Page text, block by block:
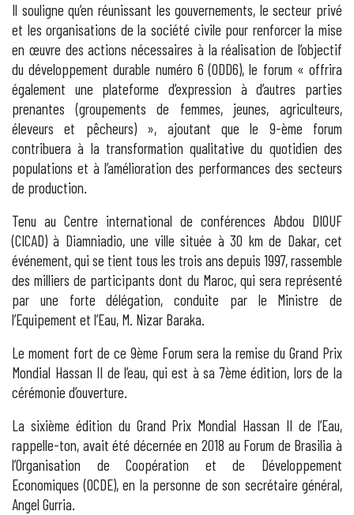
Il souligne qu’en réunissant les gouvernements, le secteur privé
et les organisations de la société civile pour renforcer la mise
en œuvre des actions nécessaires à la réalisation de l’objectif
du développement durable numéro 6 (ODD6), le forum « offrira
également une plateforme d’expression à d’autres parties
prenantes (groupements de femmes, jeunes, agriculteurs,
éleveurs et pêcheurs) », ajoutant que le 9-ème forum
contribuera à la transformation qualitative du quotidien des
populations et à l’amélioration des performances des secteurs
de production.
Tenu au Centre international de conférences Abdou DIOUF
(CICAD) à Diamniadio, une ville située à 30 km de Dakar, cet
événement, qui se tient tous les trois ans depuis 1997, rassemble
des milliers de participants dont du Maroc, qui sera représenté
par une forte délégation, conduite par le Ministre de
l’Equipement et l’Eau, M. Nizar Baraka.
Le moment fort de ce 9ème Forum sera la remise du Grand Prix
Mondial Hassan II de l’eau, qui est à sa 7ème édition, lors de la
cérémonie d’ouverture.
La sixième édition du Grand Prix Mondial Hassan II de l’Eau,
rappelle-ton, avait été décernée en 2018 au Forum de Brasilia à
l’Organisation de Coopération et de Développement
Economiques (OCDE), en la personne de son secrétaire général,
Angel Gurria.